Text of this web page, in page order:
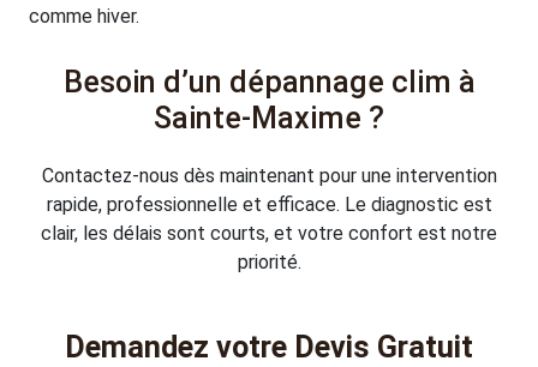
comme hiver.
Besoin d’un dépannage clim à
Sainte-Maxime ?
Contactez-nous dès maintenant pour une intervention
rapide, professionnelle et efficace. Le diagnostic est
clair, les délais sont courts, et votre confort est notre
priorité.
Demandez votre Devis Gratuit